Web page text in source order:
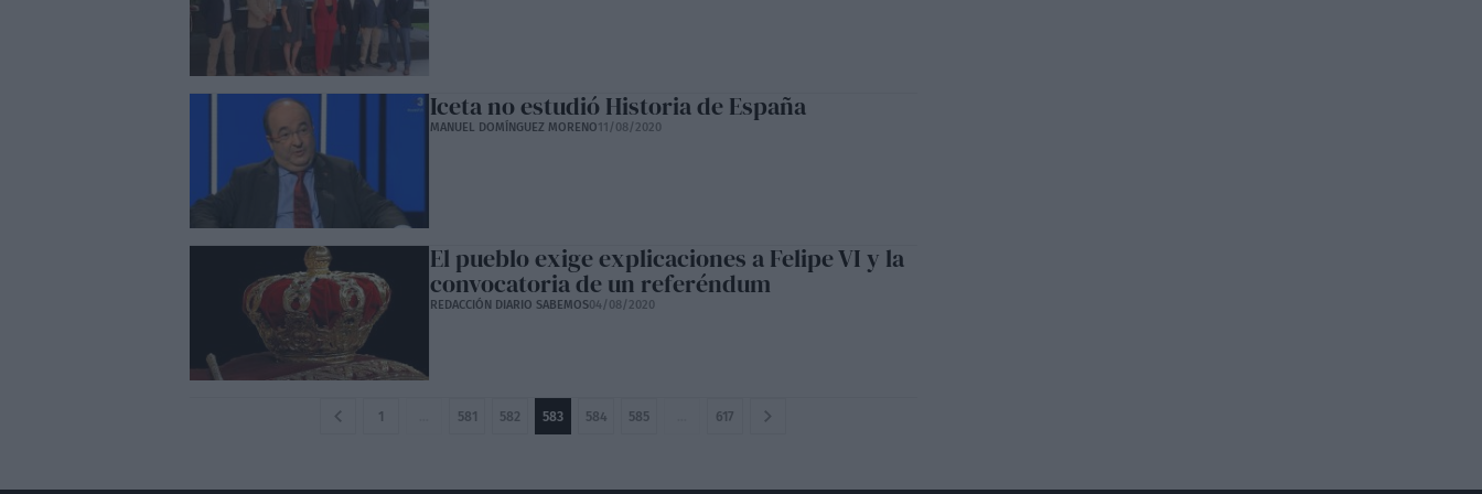
Iceta no estudió Historia de España
MANUEL DOMÍNGUEZ MORENO11/08/2020
El pueblo exige explicaciones a Felipe VI y la
convocatoria de un referéndum
REDACCIÓN DIARIO SABEMOS04/08/2020
1 581 582 583 584 585 617